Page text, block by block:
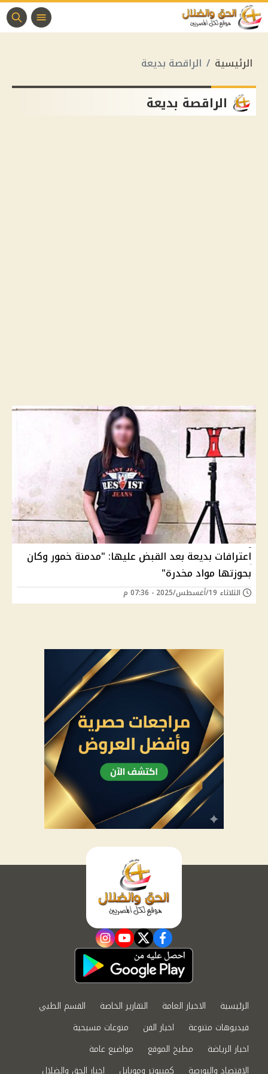
الرئيسية الراقصة بديعة
الراقصة بديعة
اعترافات بديعة بعد القبض عليها: "مدمنة خمور وكان
بحوزتها مواد مخدرة"
الثلاثاء 19/أغسطس/2025 - 07:36 م
facebook
twitter
youtube
instagram
الرئيسية الاخبار العامة التقارير الخاصة
القسم الطبي
فيديوهات متنوعة
اخبار الفن
منوعات مسيحية
اخبار الرياضة
مطبخ الموقع
مواضيع عامة
الاقتصاد والبورصة
كمبيوتر وموبايل اخبار الحق والضلال